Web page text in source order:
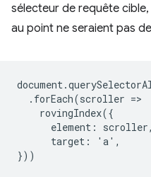
sélecteur de requête
au point ne seraient pas
  .forEach(scroller =>
    rovingIndex({
      element: scroller,
      target: 'a',